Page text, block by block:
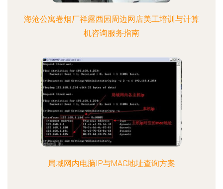
海沧公寓卷烟厂祥露西园周边网店美工培训与计算
机咨询服务指南
局域网内电脑IP与MAC地址查询方案